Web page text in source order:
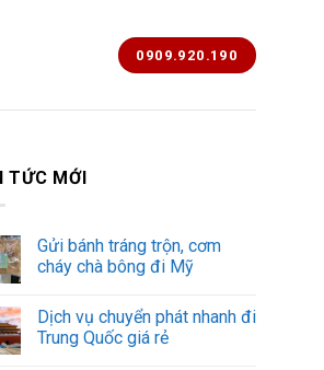
0909.920.190
TỨC MỚI
Gửi bánh tráng trộn, cơm
cháy chà bông đi Mỹ
Dịch vụ chuyển phát nhanh đi
Trung Quốc giá rẻ